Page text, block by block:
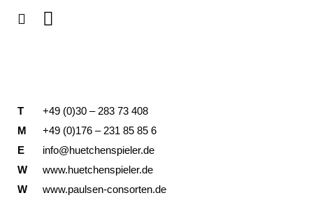
T
+49 (0)30 – 283 73 408
M
+49 (0)176 – 231 85 85 6
E
info@huetchenspieler.de
W
www.huetchenspieler.de
W
www.paulsen-consorten.de